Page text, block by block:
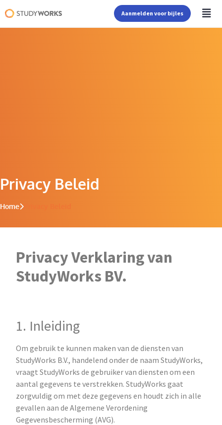
Aanmelden voor bijles
Privacy Beleid
Home
Privacy Verklaring van
StudyWorks BV.
1. Inleiding
Om gebruik te kunnen maken van de diensten van
StudyWorks B.V., handelend onder de naam StudyWorks,
vraagt StudyWorks de gebruiker van diensten om een
aantal gegevens te verstrekken. StudyWorks gaat
zorgvuldig om met deze gegevens en houdt zich in alle
gevallen aan de Algemene Verordening
Gegevensbescherming (AVG).